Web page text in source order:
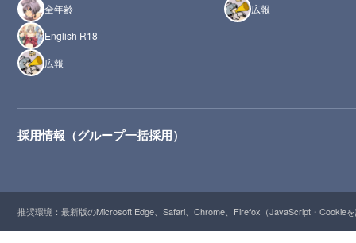
全年齢
English R18
広報
広報
採用情報（グループ一括採用）
推奨環境：最新版のMicrosoft Edge、Safari、Chrome、Firefox（JavaScript・Cookie